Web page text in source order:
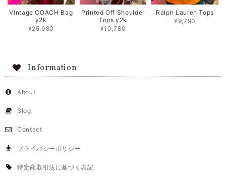
Vintage COACH Bag
y2k
¥25,080
Printed Off Shoulder
Tops y2k
¥10,780
Ralph Lauren Tops
¥9,790
Information
About
Blog
Contact
プライバシーポリシー
特定商取引法に基づく表記